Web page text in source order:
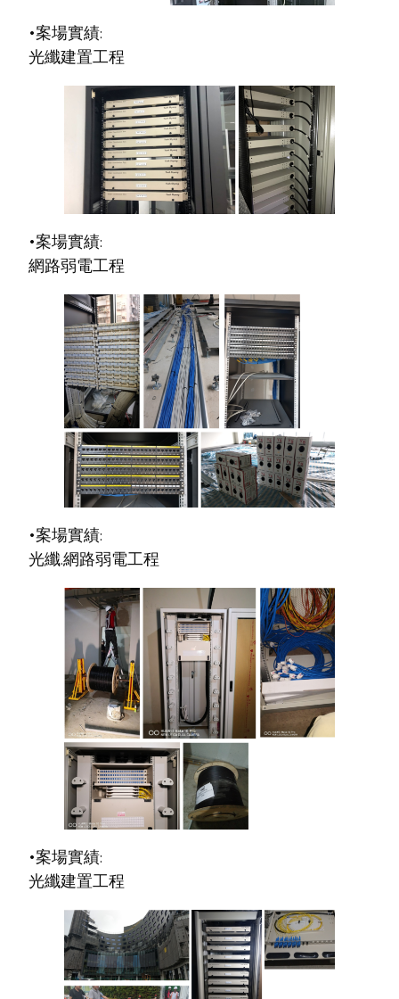
•案場實績:
光纖建置工程
•案場實績:
網路弱電工程
•案場實績:
光纖.網路弱電工程
•案場實績:
光纖建置工程